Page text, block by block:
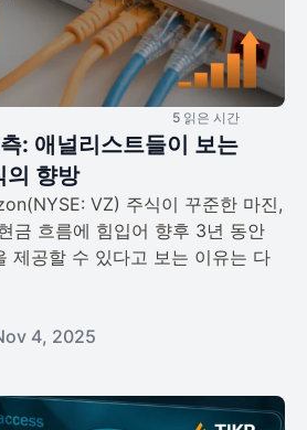
5 읽은 시간
: 애널리스트들이 보는
향방
VZ) 주식이 꾸준한 마진,
금 흐름에 힘입어 향후 3년 동안
제공할 수 있다고 보는 이유는 다
4, 2025